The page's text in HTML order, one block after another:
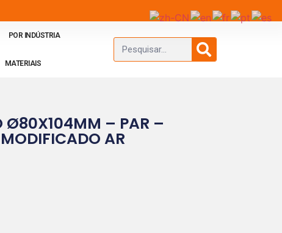
POR INDÚSTRIA
MATERIAIS
Ø80X104MM – PAR –
AR